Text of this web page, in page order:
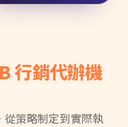
行銷代辦機
策略制定到實際執